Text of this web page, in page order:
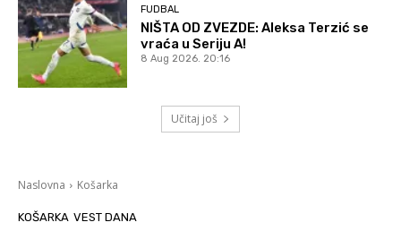
FUDBAL
NIŠTA OD ZVEZDE: Aleksa Terzić se
vraća u Seriju A!
8 Aug 2026. 20:16
Učitaj još